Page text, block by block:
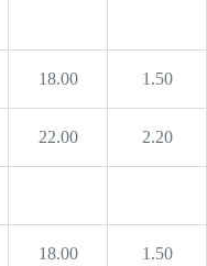
18.00 1.50
22.00 2.20
18.00 1.50